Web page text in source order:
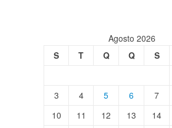
Agosto 2026
S
T Q Q S
3
4 5 6 7
10
11 12 13 14